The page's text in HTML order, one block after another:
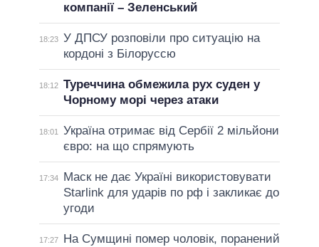
компанії – Зеленський
18:23 У ДПСУ розповіли про ситуацію на
кордоні з Білоруссю
18:12 Туреччина обмежила рух суден у
Чорному морі через атаки
18:01
Україна отримає від Сербії 2 мільйони
євро: на що спрямують
17:34
Маск не дає Україні використовувати
Starlink для ударів по рф і закликає до
угоди
17:27
На Сумщині помер чоловік, поранений